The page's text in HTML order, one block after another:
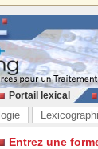
Portail lexical
Entrez une